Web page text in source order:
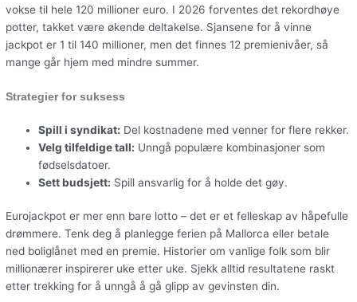
vokse til hele 120 millioner euro. I 2026 forventes det rekordhøye
potter, takket være økende deltakelse. Sjansene for å vinne
jackpot er 1 til 140 millioner, men det finnes 12 premienivåer, så
mange går hjem med mindre summer.
Strategier for suksess
Spill i syndikat: Del kostnadene med venner for flere rekker.
Velg tilfeldige tall: Unngå populære kombinasjoner som
fødselsdatoer.
Sett budsjett: Spill ansvarlig for å holde det gøy.
Eurojackpot er mer enn bare lotto – det er et felleskap av håpefulle
drømmere. Tenk deg å planlegge ferien på Mallorca eller betale
ned boliglånet med en premie. Historier om vanlige folk som blir
millionærer inspirerer uke etter uke. Sjekk alltid resultatene raskt
etter trekking for å unngå å gå glipp av gevinsten din.